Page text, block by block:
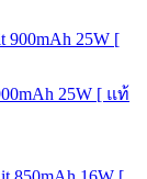
25W [ แท้